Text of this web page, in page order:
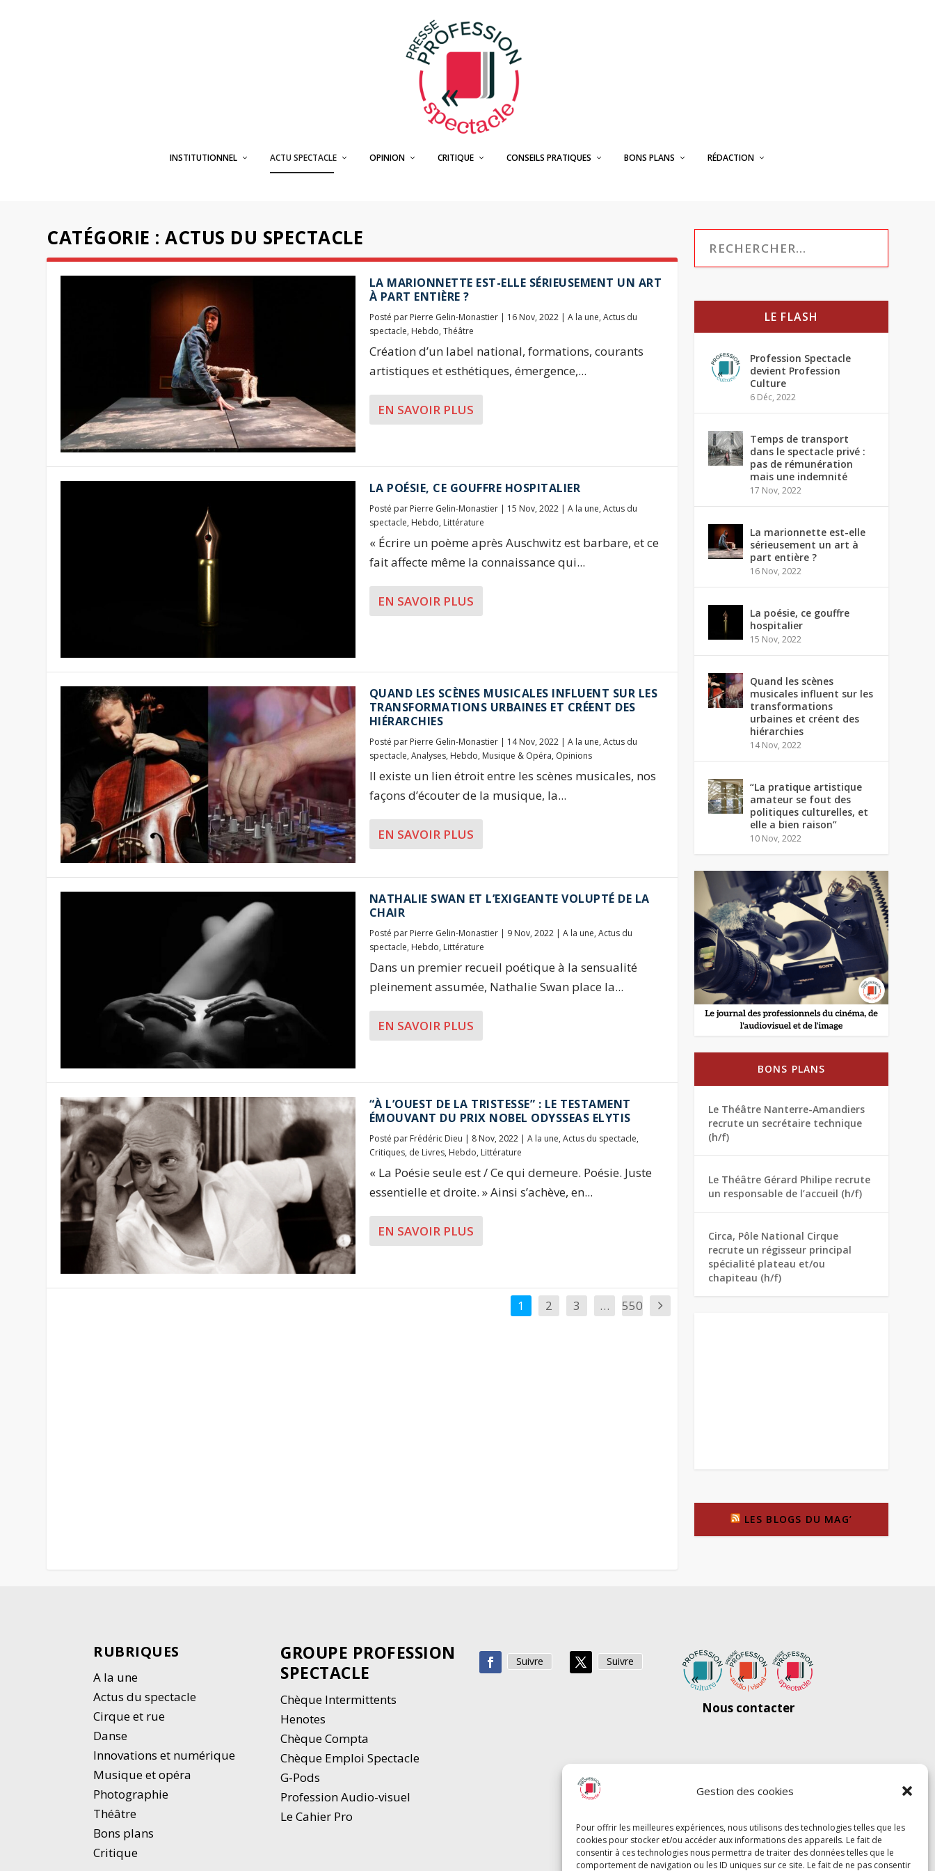
Gestion des cookies
Pour offrir les meilleures expériences, nous utilisons des technologies telles que les
cookies pour stocker et/ou accéder aux informations des appareils. Le fait de
consentir à ces technologies nous permettra de traiter des données telles que le
comportement de navigation ou les ID uniques sur ce site. Le fait de ne pas consentir
INSTITUTIONNEL ACTU SPECTACLE OPINION CRITIQUE CONSEILS PRATIQUES BONS PLANS RÉDACTION
CATÉGORIE :ACTUS DU SPECTACLE
LA MARIONNETTE EST-ELLE SÉRIEUSEMENT UN ART
À PART ENTIÈRE ?
Posté par Pierre Gelin-Monastier| 16 Nov, 2022| A la une, Actus du
spectacle, Hebdo, Théâtre
Création d’un label national, formations, courants
artistiques et esthétiques, émergence,...
EN SAVOIR PLUS
LA POÉSIE, CE GOUFFRE HOSPITALIER
Posté par Pierre Gelin-Monastier| 15 Nov, 2022| A la une, Actus du
spectacle, Hebdo, Littérature
« Écrire un poème après Auschwitz est barbare, et ce
fait affecte même la connaissance qui...
EN SAVOIR PLUS
QUAND LES SCÈNES MUSICALES INFLUENT SUR LES
TRANSFORMATIONS URBAINES ET CRÉENT DES
HIÉRARCHIES
Posté par Pierre Gelin-Monastier| 14 Nov, 2022| A la une, Actus du
spectacle, Analyses, Hebdo, Musique & Opéra, Opinions
Il existe un lien étroit entre les scènes musicales, nos
façons d’écouter de la musique, la...
EN SAVOIR PLUS
NATHALIE SWAN ET L’EXIGEANTE VOLUPTÉ DE LA
CHAIR
Posté par Pierre Gelin-Monastier| 9 Nov, 2022| A la une, Actus du
spectacle, Hebdo, Littérature
Dans un premier recueil poétique à la sensualité
pleinement assumée, Nathalie Swan place la...
EN SAVOIR PLUS
“À L’OUEST DE LA TRISTESSE” : LE TESTAMENT
ÉMOUVANT DU PRIX NOBEL ODYSSEAS ELYTIS
Posté par Frédéric Dieu | 8 Nov, 2022| A la une, Actus du spectacle,
Critiques, de Livres, Hebdo, Littérature
« La Poésie seule est / Ce qui demeure. Poésie. Juste
essentielle et droite. » Ainsi s’achève, en...
EN SAVOIR PLUS
1 2 3 … 550
LE FLASH
Profession Spectacle
devient Profession
Culture
6 Déc, 2022
Temps de transport
dans le spectacle privé :
pas de rémunération
mais une indemnité
17 Nov, 2022
La marionnette est-elle
sérieusement un art à
part entière ?
16 Nov, 2022
La poésie, ce gouffre
hospitalier
15 Nov, 2022
Quand les scènes
musicales influent sur les
transformations
urbaines et créent des
hiérarchies
14 Nov, 2022
“La pratique artistique
amateur se fout des
politiques culturelles, et
elle a bien raison”
10 Nov, 2022
BONS PLANS
Le Théâtre Nanterre-Amandiers
recrute un secrétaire technique
(h/f)
Le Théâtre Gérard Philipe recrute
un responsable de l’accueil (h/f)
Circa, Pôle National Cirque
recrute un régisseur principal
spécialité plateau et/ou
chapiteau (h/f)
LES BLOGS DU MAG’
RUBRIQUES
A la une
Actus du spectacle
Cirque et rue
Danse
Innovations et numérique
Musique et opéra
Photographie
Théâtre
Bons plans
Critique
GROUPE PROFESSION
SPECTACLE
Chèque Intermittents
Henotes
Chèque Compta
Chèque Emploi Spectacle
G-Pods
Profession Audio-visuel
Le Cahier Pro
Suivre Suivre
Nous contacter